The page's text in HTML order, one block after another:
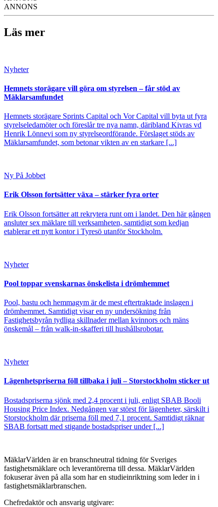
ANNONS
Läs mer
Nyheter
Hemnets storägare vill göra om styrelsen – får stöd av
Mäklarsamfundet
Hemnets storägare Sprints Capital och Vor Capital vill byta ut fyra
styrelseledamöter och föreslår tre nya namn, däribland Kivras vd
Henrik Lönnevi som ny styrelseordförande. Förslaget stöds av
Mäklarsamfundet, som betonar vikten av en starkare [...]
Ny På Jobbet
Erik Olsson fortsätter växa – stärker fyra orter
Erik Olsson fortsätter att rekrytera runt om i landet. Den här gången
ansluter sex mäklare till verksamheten, samtidigt som kedjan
etablerar ett nytt kontor i Tyresö utanför Stockholm.
Nyheter
Pool toppar svenskarnas önskelista i drömhemmet
Pool, bastu och hemmagym är de mest eftertraktade inslagen i
drömhemmet. Samtidigt visar en ny undersökning från
Fastighetsbyrån tydliga skillnader mellan kvinnors och mäns
önskemål – från walk-in-skafferi till hushållsrobotar.
Nyheter
Lägenhetspriserna föll tillbaka i juli – Storstockholm sticker ut
Bostadspriserna sjönk med 2,4 procent i juli, enligt SBAB Booli
Housing Price Index. Nedgången var störst för lägenheter, särskilt i
Storstockholm där priserna föll med 7,1 procent. Samtidigt räknar
SBAB fortsatt med stigande bostadspriser under [...]
MäklarVärlden är en branschneutral tidning för Sveriges
fastighetsmäklare och leverantörerna till dessa. MäklarVärlden
fokuserar även på alla som har en studieinriktning som leder in i
fastighetsmäklarbranschen.
Chefredaktör och ansvarig utgivare: